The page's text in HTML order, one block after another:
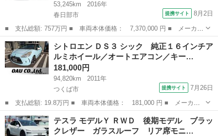
53,245km
2016年
春日部市
提携サイト 8月2日
■ 支払総額: 757万円 ■ 車両本体価格： 7,370,000 円 ■ メーカー
名： ダッジ ■ 車種名： ダッジ・チャレンジャー ■ グレード
名： Ｒ／Ｔ プラスシェイカー １年保証付／新車並行／走行証明
有／ワイドボ...
埼玉 春日部市
シトロエン ＤＳ３ シック 純正１６インチア
ルミホイール／オートエアコン／キー…
181,000円
94,820km
2011年
つくば市
提携サイト 7月26日
■ 支払総額: 19.8万円 ■ 車両本体価格： 181,000 円 ■ メーカー
名： シトロエン ■ 車種名： ＤＳ３ ■ グレード名： シック
純正１６インチアルミホイール／オートエアコン／キーレス／ ■ 排
気量： 1...
茨城 つくば市
テスラ モデルＹ ＲＷＤ 後期モデル ブラッ
クレザー ガラスルーフ リア席モニ…